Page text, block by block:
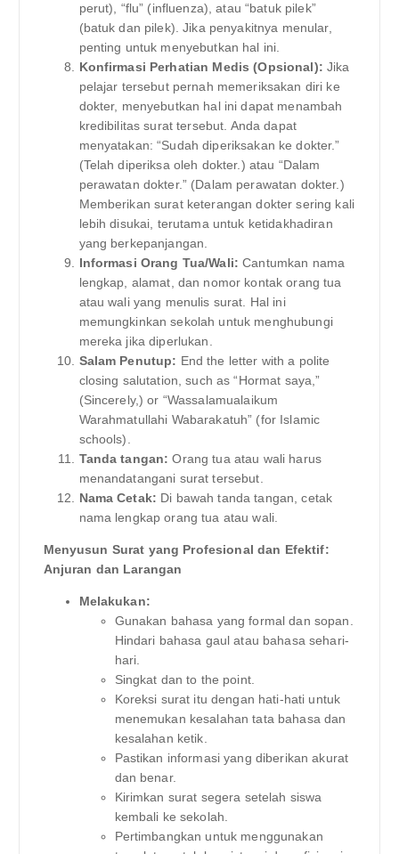
perut), “flu” (influenza), atau “batuk pilek”
(batuk dan pilek). Jika penyakitnya menular,
penting untuk menyebutkan hal ini.
Konfirmasi Perhatian Medis (Opsional): Jika
pelajar tersebut pernah memeriksakan diri ke
dokter, menyebutkan hal ini dapat menambah
kredibilitas surat tersebut. Anda dapat
menyatakan: “Sudah diperiksakan ke dokter.”
(Telah diperiksa oleh dokter.) atau “Dalam
perawatan dokter.” (Dalam perawatan dokter.)
Memberikan surat keterangan dokter sering kali
lebih disukai, terutama untuk ketidakhadiran
yang berkepanjangan.
Informasi Orang Tua/Wali: Cantumkan nama
lengkap, alamat, dan nomor kontak orang tua
atau wali yang menulis surat. Hal ini
memungkinkan sekolah untuk menghubungi
mereka jika diperlukan.
Salam Penutup: End the letter with a polite
closing salutation, such as “Hormat saya,”
(Sincerely,) or “Wassalamualaikum
Warahmatullahi Wabarakatuh” (for Islamic
schools).
Tanda tangan: Orang tua atau wali harus
menandatangani surat tersebut.
Nama Cetak: Di bawah tanda tangan, cetak
nama lengkap orang tua atau wali.
Menyusun Surat yang Profesional dan Efektif:
Anjuran dan Larangan
Melakukan:
Gunakan bahasa yang formal dan sopan.
Hindari bahasa gaul atau bahasa sehari-
hari.
Singkat dan to the point.
Koreksi surat itu dengan hati-hati untuk
menemukan kesalahan tata bahasa dan
kesalahan ketik.
Pastikan informasi yang diberikan akurat
dan benar.
Kirimkan surat segera setelah siswa
kembali ke sekolah.
Pertimbangkan untuk menggunakan